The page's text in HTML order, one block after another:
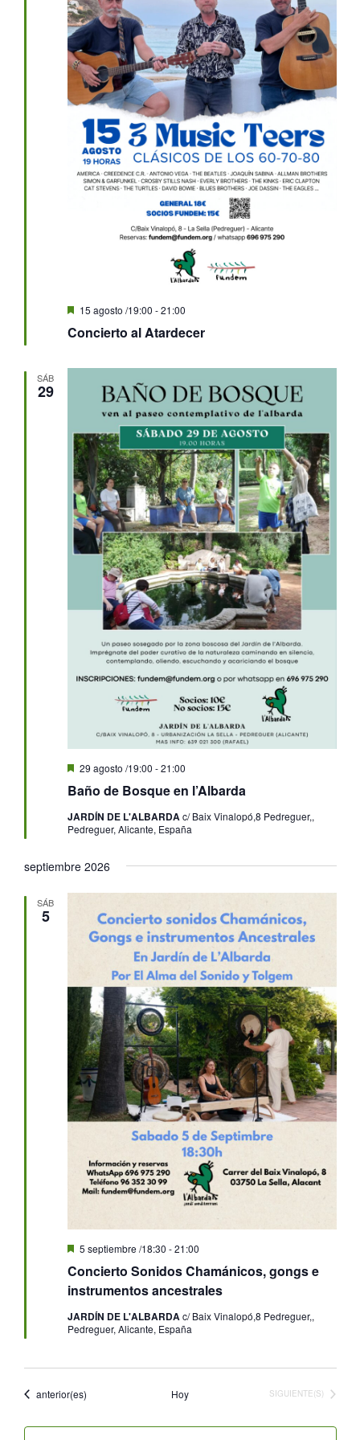
Concierto al Atardecer
Destacado
15 agosto /19:00 -21:00
SÁB
29
Baño de Bosque en l’Albarda
Destacado
29 agosto /19:00 -21:00
JARDÍN DE L'ALBARDAc/ Baix Vinalopó,8 Pedreguer,,
Pedreguer, Alicante, España
septiembre 2026
SÁB
5
Concierto Sonidos Chamánicos, gongs e
instrumentos ancestrales
Destacado
5 septiembre /18:30 -21:00
JARDÍN DE L'ALBARDAc/ Baix Vinalopó,8 Pedreguer,,
Pedreguer, Alicante, España
Eventos
anterior(es) Hoy EVENTOS
SIGUIENTE(S)